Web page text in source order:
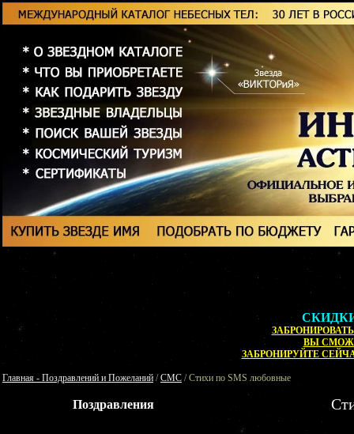
ВЫ
ЗАБРОНИРУЙТЕ
Главная - Поздравлений и Пожеланий /СМС / Стихи по SMS любовные
Поздравления